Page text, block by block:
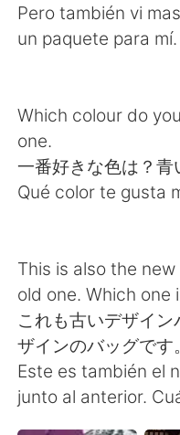
Indonesia
Português
Pero también vi
un paquete para mí.
Which colour do
one.
一番好きな色は？青
Qué color te gusta
This is also the
old one. Which one
これも古いデザイ
ザインのバッグです
Este es también el
junto al anterior.